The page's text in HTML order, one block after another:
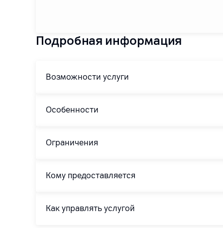
Подробная информация
Возможности услуги
Особенности
Ограничения
Кому предоставляется
Как управлять услугой